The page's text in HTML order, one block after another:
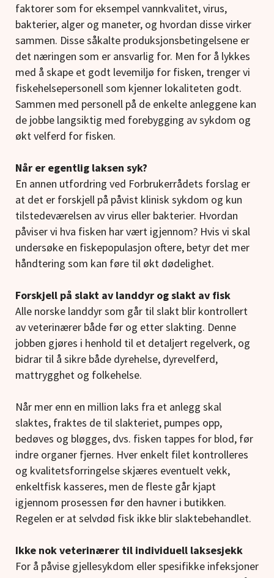
faktorer som for eksempel vannkvalitet, virus,
bakterier, alger og maneter, og hvordan disse virker
sammen. Disse såkalte produksjonsbetingelsene er
det næringen som er ansvarlig for. Men for å lykkes
med å skape et godt levemiljø for fisken, trenger vi
fiskehelsepersonell som kjenner lokaliteten godt.
Sammen med personell på de enkelte anleggene kan
de jobbe langsiktig med forebygging av sykdom og
økt velferd for fisken.
Når er egentlig laksen syk?
En annen utfordring ved Forbrukerrådets forslag er
at det er forskjell på påvist klinisk sykdom og kun
tilstedeværelsen av virus eller bakterier. Hvordan
påviser vi hva fisken har vært igjennom? Hvis vi skal
undersøke en fiskepopulasjon oftere, betyr det mer
håndtering som kan føre til økt dødelighet.
Forskjell på slakt av landdyr og slakt av fisk
Alle norske landdyr som går til slakt blir kontrollert
av veterinærer både før og etter slakting. Denne
jobben gjøres i henhold til et detaljert regelverk, og
bidrar til å sikre både dyrehelse, dyrevelferd,
mattrygghet og folkehelse.
Når mer enn en million laks fra et anlegg skal
slaktes, fraktes de til slakteriet, pumpes opp,
bedøves og bløgges, dvs. fisken tappes for blod, før
indre organer fjernes. Hver enkelt filet kontrolleres
og kvalitetsforringelse skjæres eventuelt vekk,
enkeltfisk kasseres, men de fleste går kjapt
igjennom prosessen før den havner i butikken.
Regelen er at selvdød fisk ikke blir slaktebehandlet.
Ikke nok veterinærer til individuell laksesjekk
For å påvise gjellesykdom eller spesifikke infeksjoner